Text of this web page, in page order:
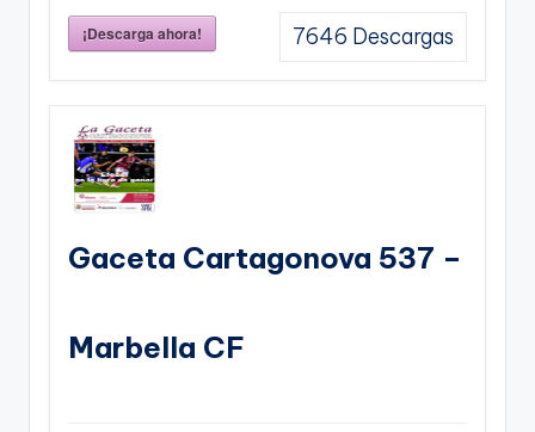
¡Descarga ahora! 7646 Descargas
Gaceta Cartagonova 537 –
Marbella CF